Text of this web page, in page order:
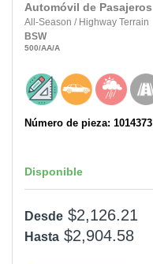
Automóvil de Pasajeros
All-Season / Highway Terrain
BSW
500/AA/A
Número de pieza: 1014373
Disponible
Desde $2,126.21
Hasta $2,904.58